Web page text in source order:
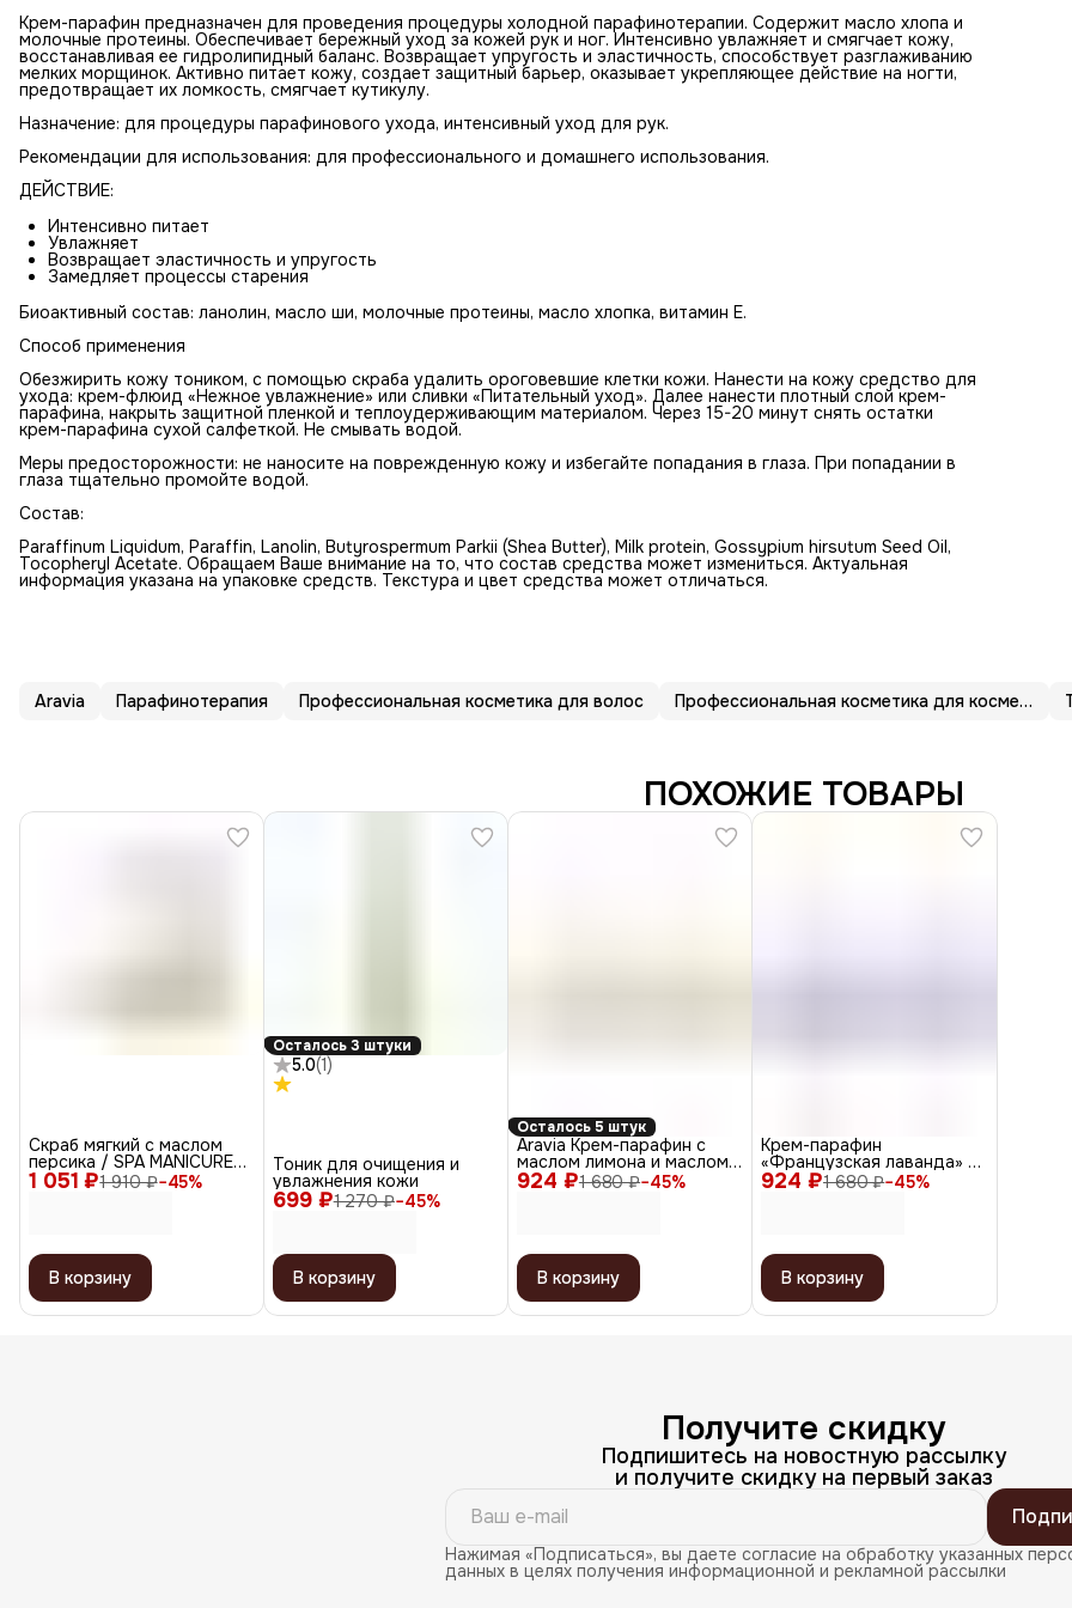
Крем-парафин предназначен для проведения процедуры холодной парафинотерапии. Содержит масло хлопа и
молочные протеины. Обеспечивает бережный уход за кожей рук и ног. Интенсивно увлажняет и смягчает кожу,
восстанавливая ее гидролипидный баланс. Возвращает упругость и эластичность, способствует разглаживанию
мелких морщинок. Активно питает кожу, создает защитный барьер, оказывает укрепляющее действие на ногти,
предотвращает их ломкость, смягчает кутикулу.
Назначение: для процедуры парафинового ухода, интенсивный уход для рук.
Рекомендации для использования: для профессионального и домашнего использования.
ДЕЙСТВИЕ:
Интенсивно питает
Увлажняет
Возвращает эластичность и упругость
Замедляет процессы старения
Биоактивный состав: ланолин, масло ши, молочные протеины, масло хлопка, витамин Е.
Способ применения
Обезжирить кожу тоником, с помощью скраба удалить ороговевшие клетки кожи. Нанести на кожу средство для
ухода: крем-флюид «Нежное увлажнение» или сливки «Питательный уход». Далее нанести плотный слой крем-
парафина, накрыть защитной пленкой и теплоудерживающим материалом. Через 15-20 минут снять остатки
крем-парафина сухой салфеткой. Не смывать водой.
Меры предосторожности: не наносите на поврежденную кожу и избегайте попадания в глаза. При попадании в
глаза тщательно промойте водой.
Состав:
Paraffinum Liquidum, Paraffin, Lanolin, Butyrospermum Parkii (Shea Butter), Мilk protein, Gossypium hirsutum Seed Oil,
Tocopheryl Acetate. Обращаем Ваше внимание на то, что состав средства может измениться. Актуальная
информация указана на упаковке средств. Текстура и цвет средства может отличаться.
Aravia Парафинотерапия Профессиональная косметика для волос Профессиональная косметика для косметологов
ПОХОЖИЕ ТОВАРЫ
1 051 ₽1 910 ₽−45%
Скраб мягкий с маслом
персика / SPA MANICURE
SOFT SCRUB, 300 мл
В корзину
Осталось 3 штуки
5.0(1)
699 ₽1 270 ₽−45%
Тоник для очищения и
увлажнения кожи
В корзину
Осталось 5 штук
924 ₽1 680 ₽−45%
Aravia Крем-парафин с
маслом лимона и маслом
виноградных косточек /
Тропический коктейль, 210
В корзину
924 ₽1 680 ₽−45%
Крем-парафин
«Французская лаванда» с
маслом ши и экстрактом
лаванды, 210 мл
В корзину
Получите скидку
Подпишитесь на новостную рассылку
и получите скидку на первый заказ
Нажимая «Подписаться», вы даете согласие на обработку указанных
данных в целях получения информационной и рекламной рассылки